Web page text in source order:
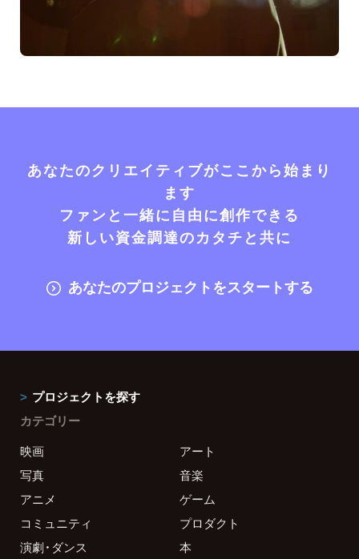
あなたのクリエイティブがここから始まり
ます
ファンと一緒に自由に創作できる
新しい資金調達のカタチと共に
あなたのプロジェクトをスタートする
プロジェクトを探す
カテゴリー
映画
アート
写真
音楽
アニメ
ゲーム
コミュニティ
プロダクト
演劇・ダンス
本